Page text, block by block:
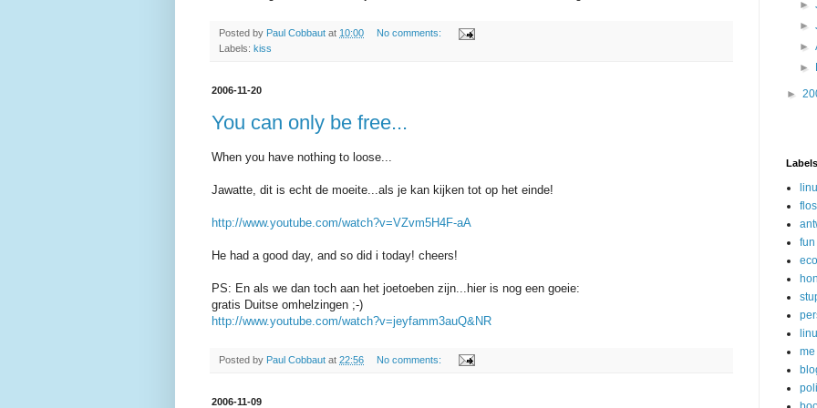
Posted by Paul Cobbaut at 10:00
No comments:
Labels: kiss
2006-11-20
You can only be free...
When you have nothing to loose...
Jawatte, dit is echt de moeite...als je kan kijken tot op het einde!
http://www.youtube.com/watch?v=VZvm5H4F-aA
He had a good day, and so did i today! cheers!
PS: En als we dan toch aan het joetoeben zijn...hier is nog een goeie:
gratis Duitse omhelzingen ;-)
http://www.youtube.com/watch?v=jeyfamm3auQ&NR
Posted by Paul Cobbaut at 22:56 No comments:
2006-11-09
►
►
►
►
►
Labels
fun
me